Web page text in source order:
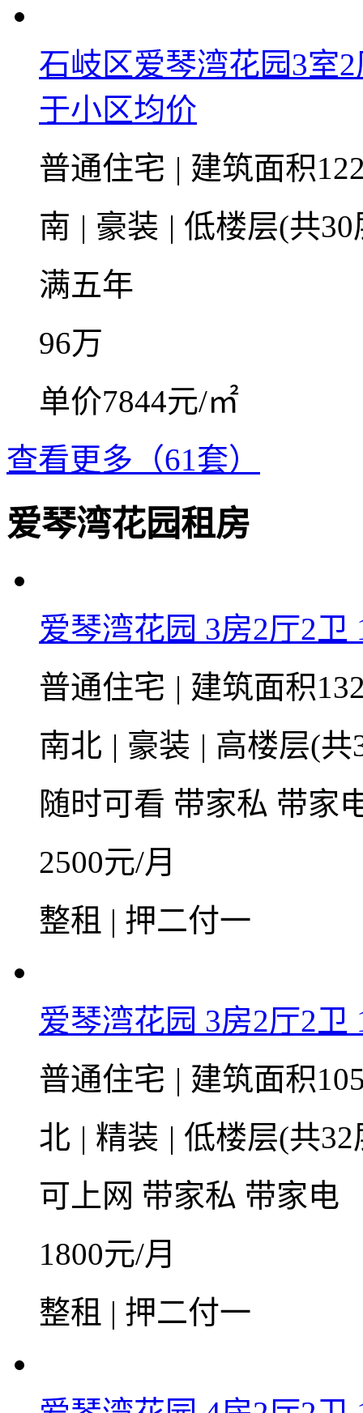
石岐区爱琴湾花园3室
于小区均价
普通住宅 | 建筑面积
南 | 豪装 | 低楼层(共
满五年
96万
单价7844元/㎡
查看更多（61套）
爱琴湾花园租房
爱琴湾花园 3房2厅2卫
普通住宅 | 建筑面积
南北 | 豪装 | 高楼层(
随时可看 带家私 带家
2500元/月
整租 | 押二付一
爱琴湾花园 3房2厅2卫
普通住宅 | 建筑面积
北 | 精装 | 低楼层(共
可上网 带家私 带家电
1800元/月
整租 | 押二付一